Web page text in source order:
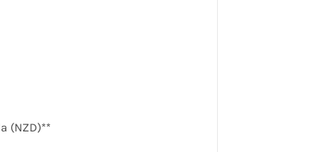
(NZD)**